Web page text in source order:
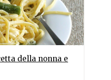
della nonna e